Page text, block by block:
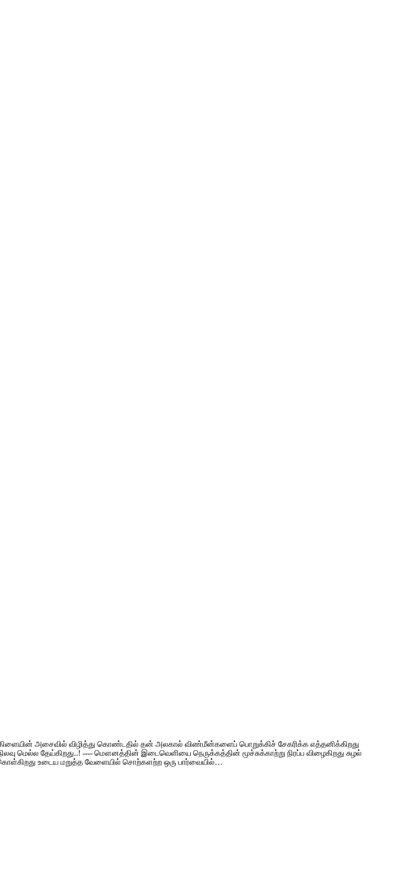
அசைவில் விழித்து கொண்டதில் தன் அலகால் விண்மீன்களைப் பொறுக்கிச் சேகரிக்க எத்தனிக்கிறது
மெல்ல தேய்கிறது..! ---- மௌனத்தின் இடைவெளியை நெருக்கத்தின் மூச்சுக்காற்று நிரப்ப விழைகிறது சுழல்
உடைய மறுத்த வேளையில் சொற்களற்ற ஒரு பார்வையில்…